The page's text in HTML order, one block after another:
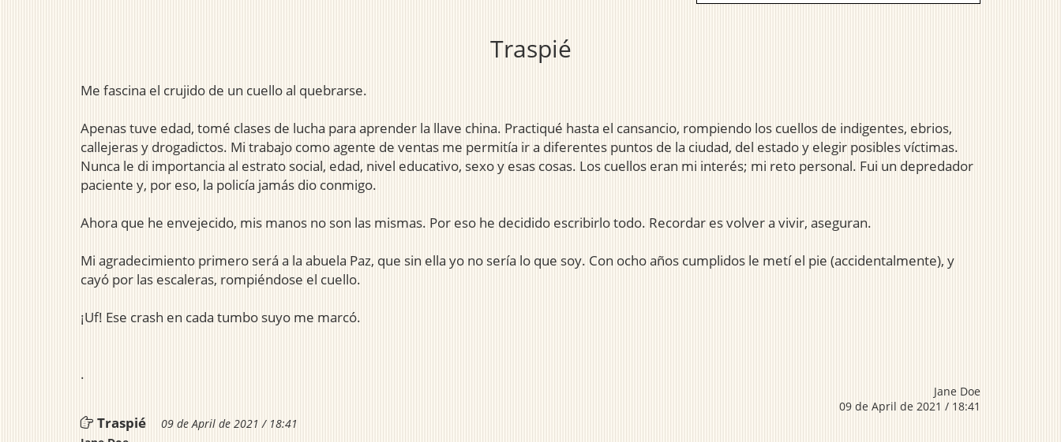
Traspié
Me fascina el crujido de un cuello al quebrarse.
Apenas tuve edad, tomé clases de lucha para aprender la llave china. Practiqué hasta el cansancio, rompiendo los cuellos de indigentes, ebrios,
callejeras y drogadictos. Mi trabajo como agente de ventas me permitía ir a diferentes puntos de la ciudad, del estado y elegir posibles víctimas.
Nunca le di importancia al estrato social, edad, nivel educativo, sexo y esas cosas. Los cuellos eran mi interés; mi reto personal. Fui un depredador
paciente y, por eso, la policía jamás dio conmigo.
Ahora que he envejecido, mis manos no son las mismas. Por eso he decidido escribirlo todo. Recordar es volver a vivir, aseguran.
Mi agradecimiento primero será a la abuela Paz, que sin ella yo no sería lo que soy. Con ocho años cumplidos le metí el pie (accidentalmente), y
cayó por las escaleras, rompiéndose el cuello.
¡Uf! Ese crash en cada tumbo suyo me marcó.
.
Jane Doe
09 de April de 2021 / 18:41
Traspié
09 de April de 2021 / 18:41